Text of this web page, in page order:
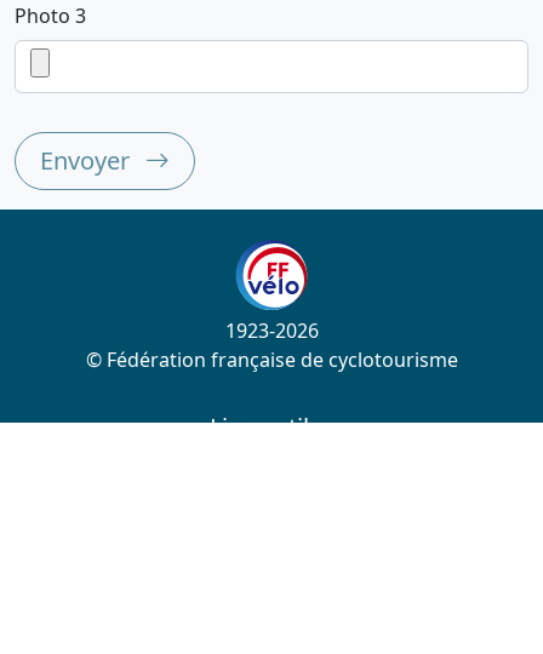
Photo 3
Envoyer
1923-2026
© Fédération française de cyclotourisme
Liens utiles